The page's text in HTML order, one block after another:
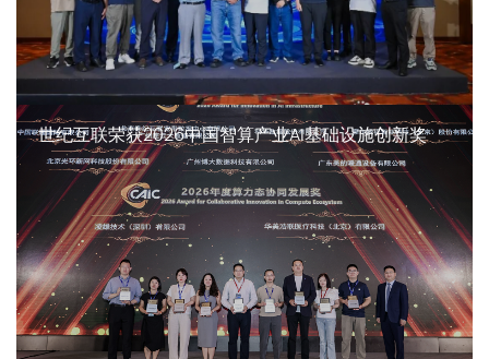
世纪互联荣获2026中国智算产业AI基础设施创新奖